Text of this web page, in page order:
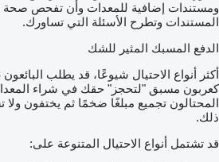
ومستندات إضافية للمعدات وأن تفحص صحة
المستندات وتطرح الأسئلة التي تساورك.
الدفع المسبك المثير للشك
أكثر أنواع الاحتيال شيوعًا، قد يطلب
كعربون مسبق "لتحجز" حقك في شراء
المحتالون تجميع مبلغًا ضخمًا ثم يختفون
ذلك.
قد تشتمل أنواع الاحتيال المتنوعة على: